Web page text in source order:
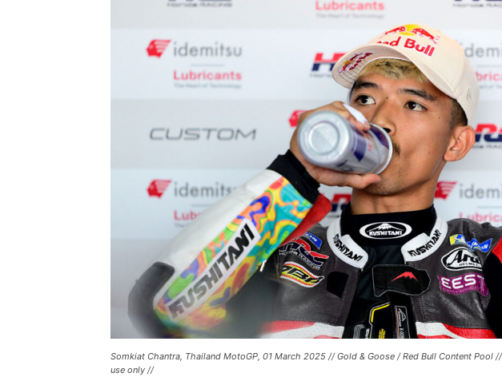
Somkiat Chantra, Thailand MotoGP, 01 March 2025 // Gold & Goose / Red Bull Content
use only //